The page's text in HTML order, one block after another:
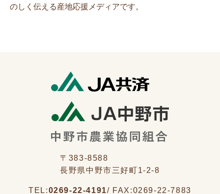
のしく伝える産地応援メディアです。
〒383-8588
長野県中野市三好町1-2-8
TEL:0269-22-4191/ FAX:0269-22-7883